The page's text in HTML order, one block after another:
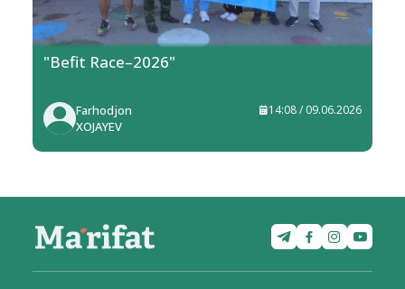
"Befit Race–2026"
Farhodjon
XOJAYEV
14:08 / 09.06.2026